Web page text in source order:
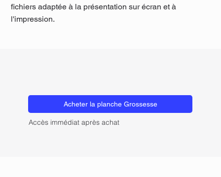
fichiers adaptée à la présentation sur écran et à
l'impression.
Acheter la planche Grossesse
Accès immédiat après achat